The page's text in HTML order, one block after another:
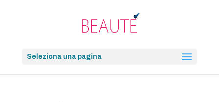
Seleziona una pagina